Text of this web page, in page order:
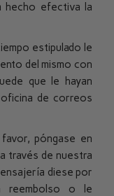
hecho efectiva la
estipulado le
del mismo con
que le hayan
de correos
póngase en
través de nuestra
diese por
reembolso o le